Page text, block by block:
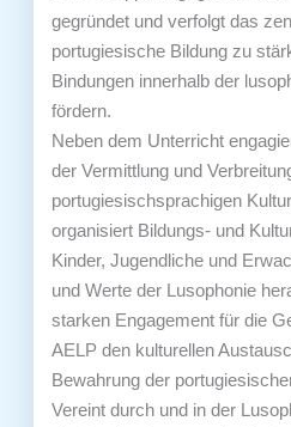
gegründet und verfolgt das
portugiesische Bildung zu
Bindungen innerhalb der
fördern.
Neben dem Unterricht
der Vermittlung und
portugiesischsprachigen
organisiert Bildungs- und
Kinder, Jugendliche und
und Werte der Lusophonie
starken Engagement für die
AELP den kulturellen
Bewahrung der
Vereint durch und in der